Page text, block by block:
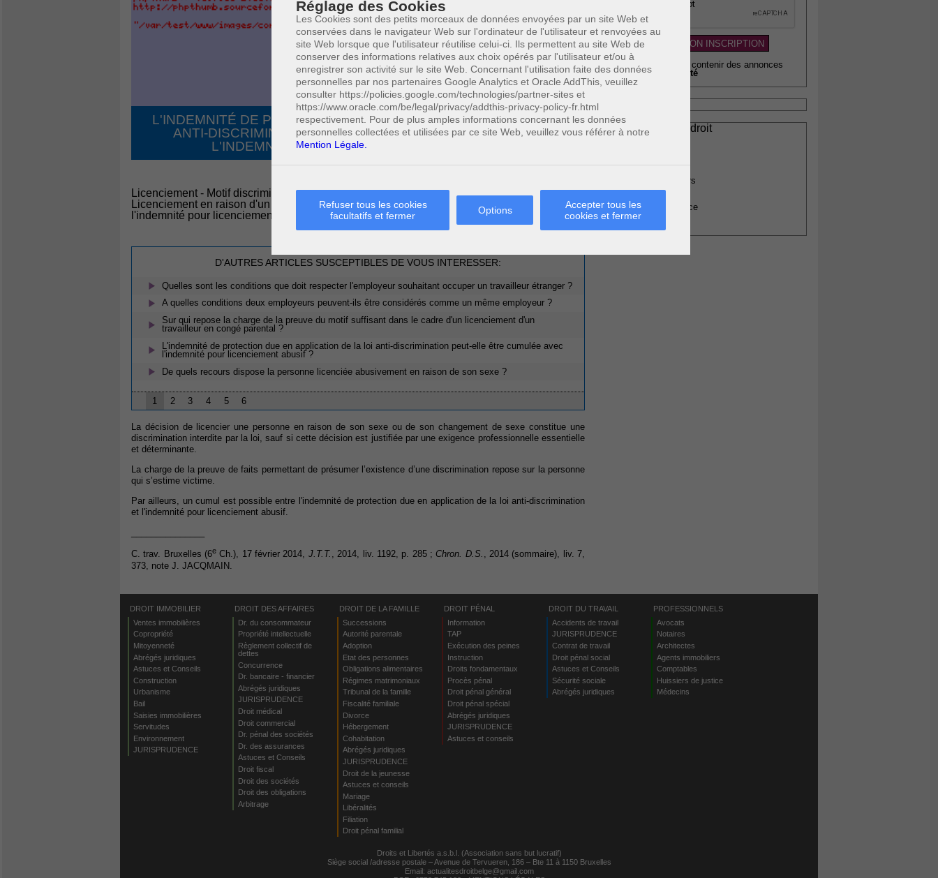
Réglage des Cookies
Les Cookies sont des petits morceaux de données envoyées par un site Web et
conservées dans le navigateur Web sur l'ordinateur de l'utilisateur et renvoyées au
site Web lorsque que l'utilisateur réutilise celui-ci. Ils permettent au site Web de
conserver des informations relatives aux choix opérés par l'utilisateur et/ou à
enregistrer son activité sur le site Web. Concernant l'utilisation faite des données
personnelles par nos partenaires Google Analytics et Oracle AddThis, veuillez
consulter https://policies.google.com/technologies/partner-sites et
https://www.oracle.com/be/legal/privacy/addthis-privacy-policy-fr.html
respectivement. Pour de plus amples informations concernant les données
personnelles collectées et utilisées par ce site Web, veuillez vous référer à notre
Mention Légale.
Refuser tous les cookies
facultatifs et fermer
Options
Accepter tous les
cookies et fermer
L'INDEMNITÉ DE PROTECTION DUE EN APPLICATION DE LA LOI
ANTI-DISCRIMINATION PEUT-ELLE ÊTRE CUMULÉE AVEC
L'INDEMNITÉ POUR LICENCIEMENT ABUSIF ?
Licenciement - Motif discriminatoire - Loi anti discrimination - Charge de la preuve -
Licenciement en raison d'un changement de sexe - Cumul de l'indemnité de protection et de
l'indemnité pour licenciement abusif
Cette page a été vue 0
D'AUTRES ARTICLES SUSCEPTIBLES DE VOUS INTERESSER:
Quelles sont les conditions que doit respecter l'employeur souhaitant occuper un travailleur étranger ?
A quelles conditions deux employeurs peuvent-ils être considérés comme un même employeur ?
Sur qui repose la charge de la preuve du motif suffisant dans le cadre d'un licenciement d'un
travailleur en congé parental ?
L'indemnité de protection due en application de la loi anti-discrimination peut-elle être cumulée avec
l'indemnité pour licenciement abusif ?
De quels recours dispose la personne licenciée abusivement en raison de son sexe ?
1 2 3 4 5 6
La décision de licencier une personne en raison de son sexe ou de son changement de sexe constitue une
discrimination interdite par la loi, sauf si cette décision est justifiée par une exigence professionnelle essentielle
et déterminante.
La charge de la preuve de faits permettant de présumer l’existence d’une discrimination repose sur la personne
qui s’estime victime.
Par ailleurs, un cumul est possible entre l'indemnité de protection due en application de la loi anti-discrimination
et l'indemnité pour licenciement abusif.
C. trav. Bruxelles (6e Ch.), 17 février 2014, J.T.T. , 2014, liv. 1192, p. 285 ;Chron. D.S. , 2014 (sommaire), liv. 7,
373, note J. JACQMAIN.
* Newsletter pouvant contenir des annonces
publicitaires de
qualité
Professionnels du droit
Agents immobiliers
Comptables
Huissiers de justice
Médecins
DROIT IMMOBILIER
Ventes immobilières
Copropriété
Mitoyenneté
Abrégés juridiques
Astuces et Conseils
Construction
Urbanisme
Bail
Saisies immobilières
Servitudes
Environnement
JURISPRUDENCE
DROIT DES AFFAIRES
Dr. du consommateur
Propriété intellectuelle
Règlement collectif de
dettes
Concurrence
Dr. bancaire - financier
Abrégés juridiques
JURISPRUDENCE
Droit médical
Droit commercial
Dr. pénal des sociétés
Dr. des assurances
Astuces et Conseils
Droit fiscal
Droit des sociétés
Droit des obligations
Arbitrage
DROIT DE LA FAMILLE
Successions
Autorité parentale
Adoption
Etat des personnes
Obligations alimentaires
Régimes matrimoniaux
Tribunal de la famille
Fiscalité familiale
Divorce
Hébergement
Cohabitation
Abrégés juridiques
JURISPRUDENCE
Droit de la jeunesse
Astuces et conseils
Mariage
Libéralités
Filiation
Droit pénal familial
DROIT PÉNAL
Information
TAP
Exécution des peines
Instruction
Droits fondamentaux
Procès pénal
Droit pénal général
Droit pénal spécial
Abrégés juridiques
JURISPRUDENCE
Astuces et conseils
DROIT DU TRAVAIL
Accidents de travail
JURISPRUDENCE
Contrat de travail
Droit pénal social
Astuces et Conseils
Sécurité sociale
Abrégés juridiques
PROFESSIONNELS
Avocats
Notaires
Architectes
Agents immobiliers
Comptables
Huissiers de justice
Médecins
Droits et Libertés a.s.b.l. (Association sans but lucratif)
Siège social /adresse postale – Avenue de Tervueren, 186 – Bte 11 à 1150 Bruxelles
Email: actualitesdroitbelge@gmail.com